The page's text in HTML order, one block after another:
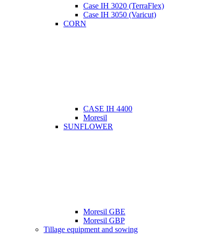
Case IH 3020 (TerraFlex)
Case IH 3050 (Varicut)
CORN
CASE IH 4400
Moresil
SUNFLOWER
Moresil GBE
Moresil GBP
Tillage equipment and sowing